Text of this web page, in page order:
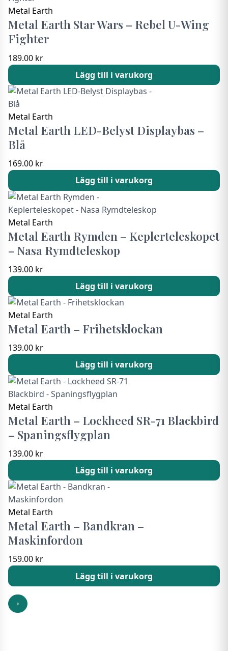
Metal Earth
Metal Earth Star Wars – Rebel U-Wing
Fighter
189.00 kr
Lägg till i varukorg
Metal Earth
Metal Earth LED-Belyst Displaybas –
Blå
169.00 kr
Lägg till i varukorg
Metal Earth
Metal Earth Rymden – Keplerteleskopet
– Nasa Rymdteleskop
139.00 kr
Lägg till i varukorg
Metal Earth
Metal Earth – Frihetsklockan
139.00 kr
Lägg till i varukorg
Metal Earth
Metal Earth – Lockheed SR-71 Blackbird
– Spaningsflygplan
139.00 kr
Lägg till i varukorg
Metal Earth
Metal Earth – Bandkran –
Maskinfordon
159.00 kr
Lägg till i varukorg
›